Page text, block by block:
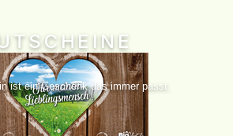
ist ein Geschenk das immer passt.